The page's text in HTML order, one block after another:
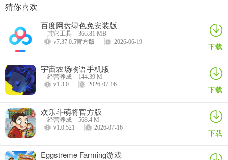
超级种田男孩手机版玩法介绍
1、在游戏中，玩家扮演小农夫通过连锁反应与连击展开来收集农作
物；
2、需要注意的是，每一种农作物的连击效果都不同；
珍珠奶茶革命
详情
烹饪环游记
详情
王座守护者
伯吉的温馨厨房手机版
猜你喜欢
百度网盘绿色免安装版
其它工具
366.81 MB
v7.37.0.5官方版
2026-06-19 下载
宇宙农场物语手机版
经营养成
144.39 M
v1.3.0
2026-07-16 下载
欢乐斗萌将官方版
经营养成
568.4 M
v1.0.521
2026-07-16 下载
Eggstreme Farming游戏